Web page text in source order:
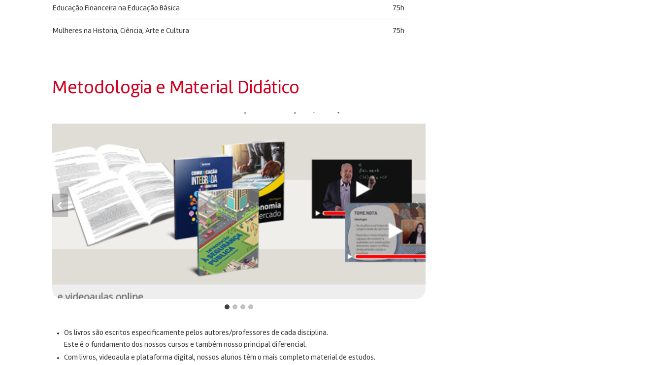
Educação Financeira na Educação Básica 75h
Mulheres na Historia, Ciência, Arte e Cultura 75h
Metodologia e Material Didático
Os livros são escritos especificamente pelos autores/professores de cada disciplina.
Este é o fundamento dos nossos cursos e também nosso principal diferencial.
Com livros, videoaula e plataforma digital, nossos alunos têm o mais completo material de estudos.